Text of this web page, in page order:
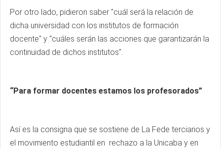
Por otro lado, pidieron saber "cuál será la relación de
dicha universidad con los institutos de formación
docente" y "cuáles serán las acciones que garantizarán la
continuidad de dichos institutos".
“Para formar docentes estamos los profesorados”
Así es la consigna que se sostiene de La Fede terciarios y
el movimiento estudiantil en rechazo a la Unicaba y en